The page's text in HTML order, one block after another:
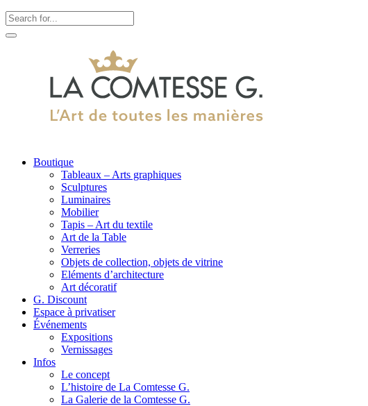
Boutique
Tableaux – Arts graphiques
Sculptures
Luminaires
Mobilier
Tapis – Art du textile
Art de la Table
Verreries
Objets de collection, objets de vitrine
Eléments d’architecture
Art décoratif
G. Discount
Espace à privatiser
Événements
Expositions
Vernissages
Infos
Le concept
L’histoire de La Comtesse G.
La Galerie de la Comtesse G.